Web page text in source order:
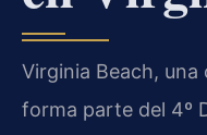
Virginia Beach,
forma parte del 4º